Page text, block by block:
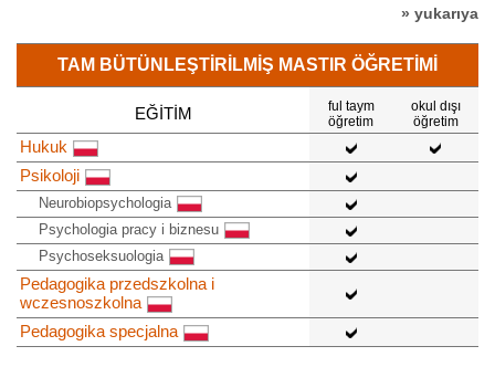
» yukarıya
TAM BÜTÜNLEŞTIRILMIŞ MASTIR ÖĞRETIMI
EĞITIM
ful taym
öğretim
okul dışı
öğretim
Hukuk
Psikoloji
Neurobiopsychologia
Psychologia pracy i biznesu
Psychoseksuologia
Pedagogika przedszkolna i
wczesnoszkolna
Pedagogika specjalna